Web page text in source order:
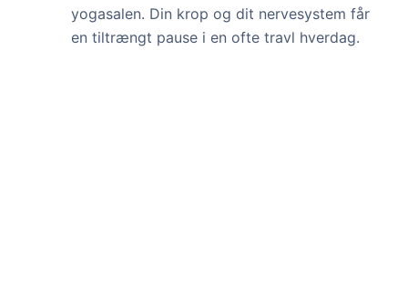
yogasalen. Din krop og dit nervesystem får
en tiltrængt pause i en ofte travl hverdag.